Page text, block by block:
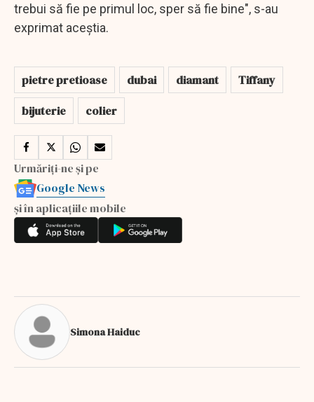
trebui să fie pe primul loc, sper să fie bine", s-au
exprimat aceștia.
pietre pretioase dubai diamant
Tiffany
bijuterie
colier
Urmăriți-ne și pe
Google News
și în aplicațiile mobile
Simona Haiduc